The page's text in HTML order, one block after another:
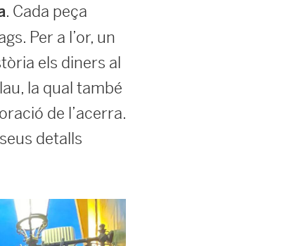
. Cada peça
Per a l’or, un
els diners al
la qual també
de l’acerra.
detalls